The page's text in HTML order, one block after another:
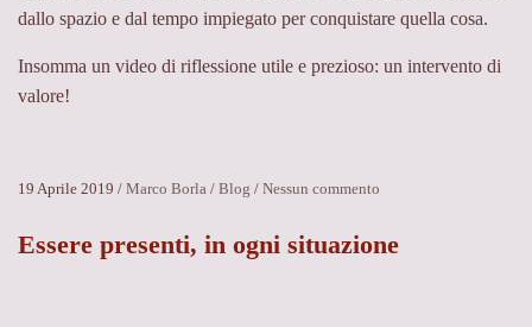
dallo spazio e dal tempo impiegato per conquistare quella cosa.
Insomma un video di riflessione utile e prezioso: un intervento di
valore!
19 Aprile 2019 / Marco Borla / Blog / Nessun commento
rapporto
Essere presenti, in ogni situazione